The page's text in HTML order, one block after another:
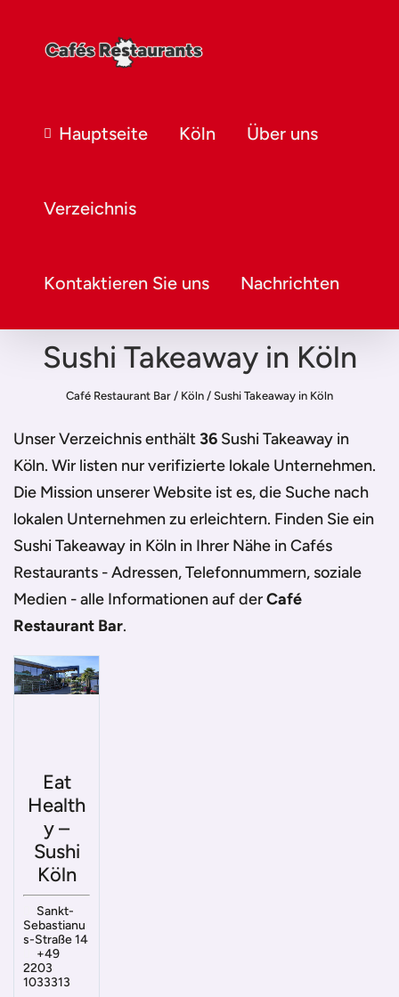
Hauptseite Köln Über uns
Verzeichnis
Kontaktieren Sie uns Nachrichten
Sushi Takeaway in Köln
Café Restaurant Bar / Köln / Sushi Takeaway in Köln
Unser Verzeichnis enthält36 Sushi Takeaway in
Köln. Wir listen nur verifizierte lokale Unternehmen.
Die Mission unserer Website ist es, die Suche nach
lokalen Unternehmen zu erleichtern. Finden Sie ein
Sushi Takeaway in Köln in Ihrer Nähe in Cafés
Restaurants - Adressen, Telefonnummern, soziale
Medien - alle Informationen auf derCafé
Restaurant Bar.
Eat
Health
y –
Sushi
Köln
Sankt-
Sebastianu
s-Straße 14
+49
2203
1033313